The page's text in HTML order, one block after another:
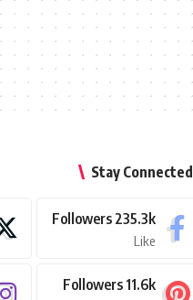
Stay Connected
235.3k
Followers
Like
11.6k
Followers